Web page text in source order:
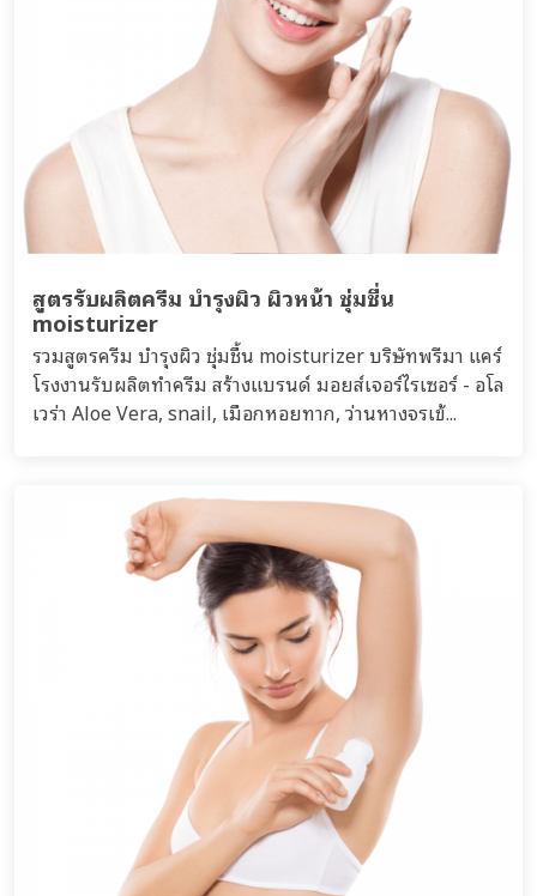
สูตรรับผลิตครีม บำรุงผิว ผิวหน้า ชุ่มชื่น
moisturizer
รวมสูตรครีม บำรุงผิว ชุ่มชื้น moisturizer บริษัทพรีมา แคร์
โรงงานรับผลิตทำครีม สร้างแบรนด์ มอยส์เจอร์ไรเซอร์ - อโล
เวร่า Aloe Vera, snail, เมือกหอยทาก, ว่านหางจรเข้...